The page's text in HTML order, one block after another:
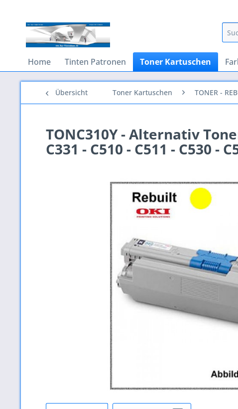
Home Tinten Patronen Toner Kartuschen
Übersicht Toner Kartuschen TONER -
TONC310Y - Alternativ
C331 - C510 - C511 - C530 -